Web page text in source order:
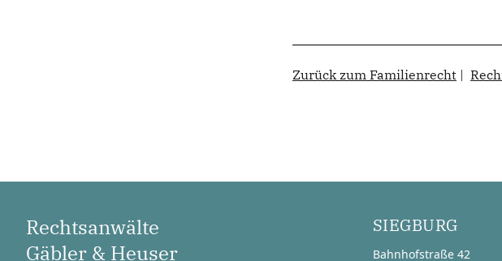
Zurück zum Familienrecht |
Rechtsanwälte
Gäbler & Heuser
SIEGBURG
Bahnhofstraße 42